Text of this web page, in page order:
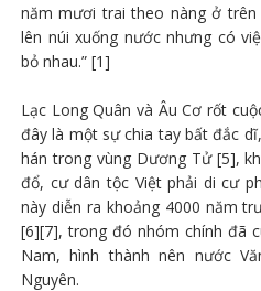
năm mươi trai theo nàng ở
lên núi xuống nước nhưng có
bỏ nhau.” [1]
Lạc Long Quân và Âu Cơ rốt
đây là một sự chia tay bất đắc
hán trong vùng Dương Tử [5],
đổ, cư dân tộc Việt phải di cư
này diễn ra khoảng 4000 năm
[6][7], trong đó nhóm chính đã
Nam, hình thành nên nước
Nguyên.